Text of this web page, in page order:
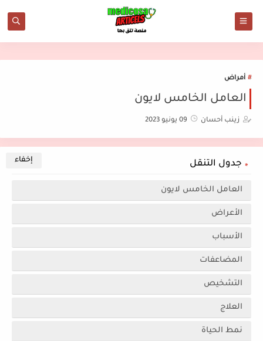
أمراض
العامل الخامس لايون
زينب أحسان 09 يونيو 2023
جدول التنقل
العامل الخامس لايون
الأعراض
الأسباب
المضاعفات
التشخيص
العلاج
نمط الحياة